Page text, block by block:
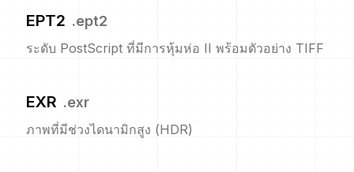
EPT2 .ept2
ระดับ PostScript ที่มีการหุ้มห่อ II พร้อมตัวอย่าง TIFF
EXR .exr
ภาพที่มีช่วงไดนามิกสูง (HDR)